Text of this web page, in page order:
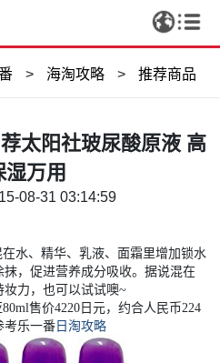
> 海淘攻略 > 推荐商品
太阳社玻尿酸原液 高
湿万用
08-31 03:14:59
水、精华、乳液、面霜里增加锁水
，促进营养成分吸收。据说混在
力，也可以试试噢~
80ml售价4220 日元，约合人民币 224
考乐一番 日淘攻略